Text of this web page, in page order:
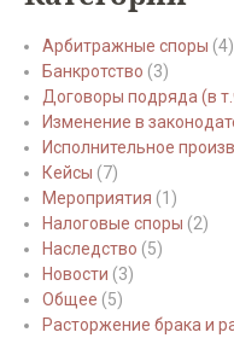
Арбитражные споры (4)
Банкротство (3)
Договоры подряда (в
Изменение в
Исполнительное
Кейсы (7)
Мероприятия (1)
Налоговые споры (2)
Наследство (5)
Новости (3)
Общее (5)
Расторжение брака и